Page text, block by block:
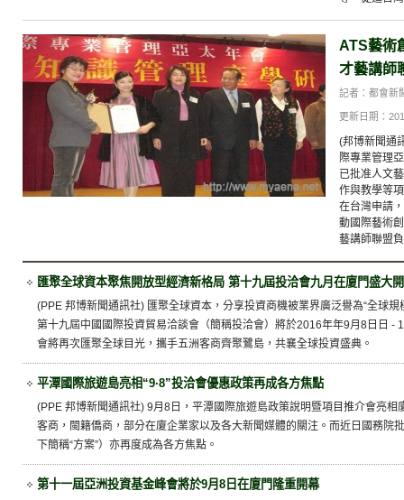
ATS藝術
才藝講師
記者：都會新
更新日期：
(邦博新聞通
際專業管理
已批准人文
作與教學等
在台灣申請
動國際藝術
藝講師聯盟
匯聚全球資本聚焦開放型經濟新格局 第十九屆投洽會九月在廈門盛大
(PPE 邦博新聞通訊社) 匯聚全球資本，分享投資商機被業界廣泛譽為“全球
第十九屆中國國際投資貿易洽談會（簡稱投洽會）將於2016年年9月8日日 -
會將再次匯聚全球目光，攜手五洲客商齊聚鷺島，共襄全球投資盛典。
平潭國際旅遊島亮相“9·8”投洽會優惠政策再成各方焦點
(PPE 邦博新聞通訊社) 9月8日，平潭國際旅遊島政策說明暨項目推介會亮相
客商，閩籍僑商，部分在廈企業家以及各大新聞媒體的關注。而近日國務院
下簡稱“方案”）亦再度成為各方焦點。
第十一屆亞洲投資基金峰會將於9月8日在廈門隆重開幕